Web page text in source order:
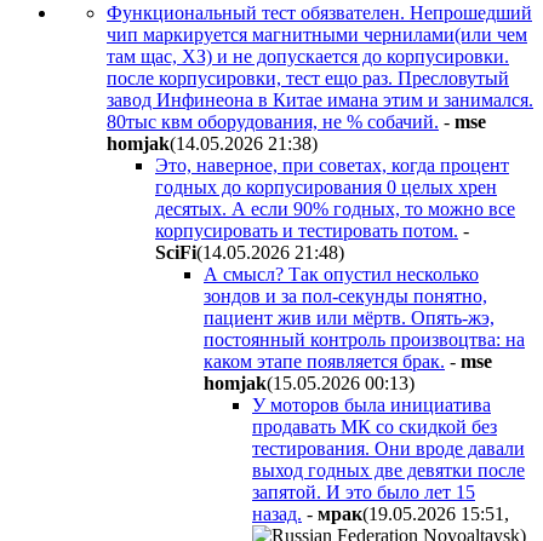
Функциональный тест обязвателен. Непрошедший
чип маркируется магнитными чернилами(или чем
там щас, ХЗ) и не допускается до корпусировки.
после корпусировки, тест ещо раз. Пресловутый
завод Инфинеона в Китае имана этим и занимался.
80тыс квм оборудования, не % собачий. - mse
homjak(14.05.2026 21:38)
Это, наверное, при советах, когда процент
годных до корпусирования 0 целых хрен
десятых. А если 90% годных, то можно все
корпусировать и тестировать потом. -
SciFi(14.05.2026 21:48)
А смысл? Так опустил несколько
зондов и за пол-секунды понятно,
пациент жив или мёртв. Опять-жэ,
постоянный контроль произвоцтва: на
каком этапе появляется брак. - mse
homjak(15.05.2026 00:13)
У моторов была инициатива
продавать МК со скидкой без
тестирования. Они вроде давали
выход годных две девятки после
запятой. И это было лет 15
назад. - мpaк(19.05.2026 15:51 ,
)